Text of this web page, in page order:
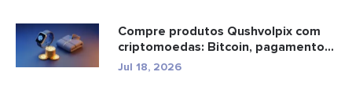
Compre produtos Qushvolpix com
criptomoedas: Bitcoin, pagamentos
e...
Jul 18, 2026